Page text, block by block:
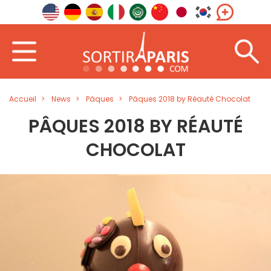
Accueil News Pâques Pâques 2018 by Réauté Chocolat
PÂQUES 2018 BY RÉAUTÉ
CHOCOLAT